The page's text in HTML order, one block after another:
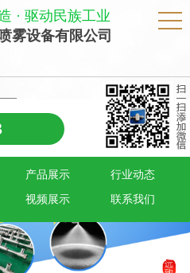
· 驱动民族工业
雾设备有限公司
产品展示 行业动态
视频展示 联系我们